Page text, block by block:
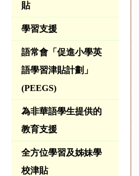
貼
學習支援
語常會「促進小學英
語學習津貼計劃」
(PEEGS)
為非華語學生提供的
教育支援
全方位學習及姊妹學
校津貼